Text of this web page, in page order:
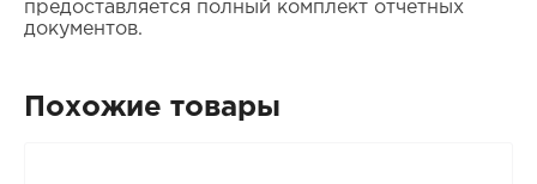
предоставляется полный комплект отчетных
документов.
Похожие товары